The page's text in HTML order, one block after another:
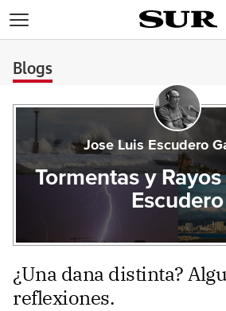
Blogs
Jose Luis Escudero
Tormentas y
Escudero
¿Una dana distinta?
reflexiones.